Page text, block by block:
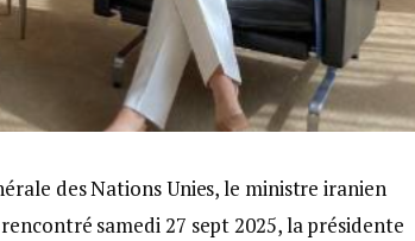
des Nations Unies, le ministre iranien
samedi 27 sept 2025, la présidente